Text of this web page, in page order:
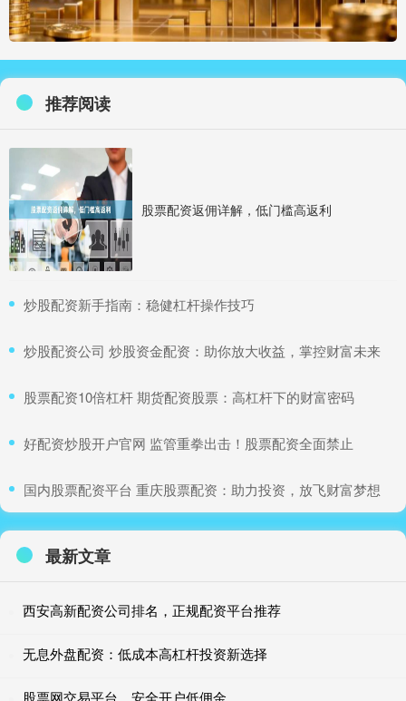
推荐阅读
股票配资返佣详解，低门槛高返利
​炒股配资新手指南：稳健杠杆操作技巧
​炒股配资公司 炒股资金配资：助你放大收益，掌控财富未来
​股票配资10倍杠杆 期货配资股票：高杠杆下的财富密码
​好配资炒股开户官网 监管重拳出击！股票配资全面禁止
​国内股票配资平台 重庆股票配资：助力投资，放飞财富梦想
最新文章
西安高新配资公司排名，正规配资平台推荐
无息外盘配资：低成本高杠杆投资新选择
股票网交易平台，安全开户低佣金